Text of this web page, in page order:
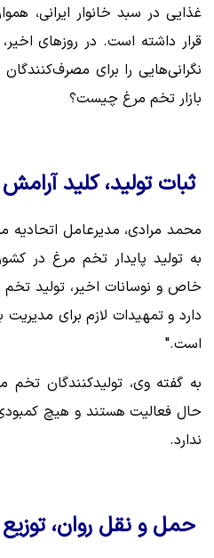
غذایی در سبد خانوار ایرانی،
قرار داشته است. در روزهای
نگرانی‌هایی را برای
بازار تخم مرغ چیست؟
ثبات تولید، کلید
محمد مرادی، مدیرعامل اتحادیه
به تولید پایدار تخم مرغ در
خاص و نوسانات اخیر، تولید
دارد و تمهیدات لازم برای
است."
به گفته وی، تولیدکنندگان تخم
حال فعالیت هستند و هیچ
ندارد.
حمل و نقل روان،